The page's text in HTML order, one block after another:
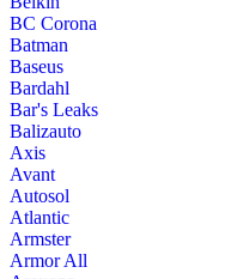
BC Corona
Batman
Baseus
Bardahl
Bar's Leaks
Balizauto
Axis
Avant
Autosol
Atlantic
Armster
Armor All